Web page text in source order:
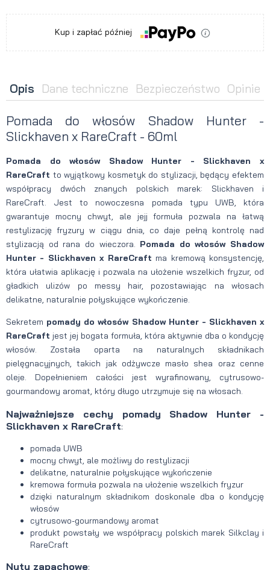
Kup i zapłać później
Opis Dane techniczne Bezpieczeństwo Opinie
Pomada do włosów Shadow Hunter -
Slickhaven x RareCraft - 60ml
Pomada do włosów Shadow Hunter - Slickhaven x
RareCraft to wyjątkowy kosmetyk do stylizacji, będący efektem
współpracy dwóch znanych polskich marek: Slickhaven i
RareCraft. Jest to nowoczesna pomada typu UWB, która
gwarantuje mocny chwyt, ale jejj formuła pozwala na łatwą
restylizację fryzury w ciągu dnia, co daje pełną kontrolę nad
stylizacją od rana do wieczora. Pomada do włosów Shadow
Hunter - Slickhaven x RareCraft ma kremową konsystencję,
która ułatwia aplikację i pozwala na ułożenie wszelkich fryzur, od
gładkich ulizów po messy hair, pozostawiając na włosach
delikatne, naturalnie połyskujące wykończenie.
Sekretem pomady do włosów Shadow Hunter - Slickhaven x
RareCraft jest jej bogata formuła, która aktywnie dba o kondycję
włosów. Została oparta na naturalnych składnikach
pielęgnacyjnych, takich jak odżywcze masło shea oraz cenne
oleje. Dopełnieniem całości jest wyrafinowany, cytrusowo-
gourmandowy aromat, który długo utrzymuje się na włosach.
Najważniejsze cechy pomady Shadow Hunter -
Slickhaven x RareCraft:
pomada UWB
mocny chwyt, ale możliwy do restylizacji
delikatne, naturalnie połyskujące wykończenie
kremowa formuła pozwala na ułożenie wszelkich fryzur
dzięki naturalnym składnikom doskonale dba o kondycję
włosów
cytrusowo-gourmandowy aromat
produkt powstały we współpracy polskich marek Silkclay i
RareCraft
Nuty zapachowe: